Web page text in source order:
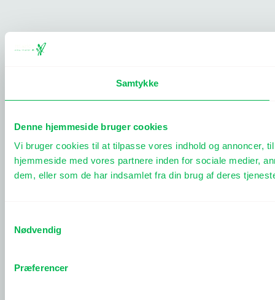
Samtykke
Denne hjemmeside bruger cookies
Vi bruger cookies til at tilpasse vores indhold og annoncer,
hjemmeside med vores partnere inden for sociale medier,
dem, eller som de har indsamlet fra din brug af deres
Nødvendig
Præferencer